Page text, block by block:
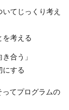
てじっくり考え
を考える
合う」
にする
てプログラムの